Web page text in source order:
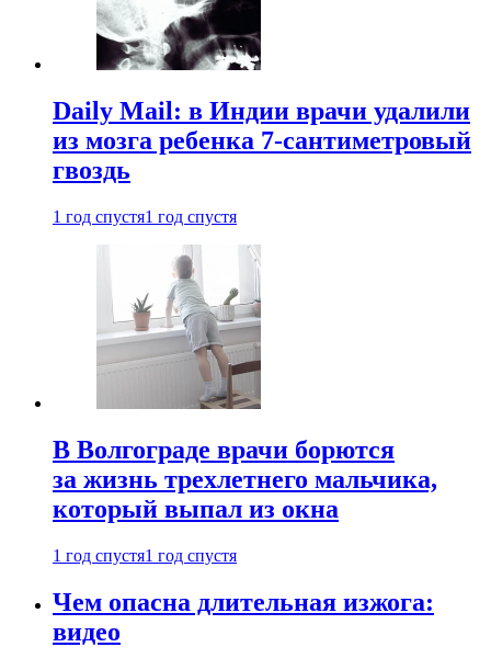
Daily Mail: в Индии врачи удалили
из мозга ребенка 7-сантиметровый
гвоздь
1 год спустя1 год спустя
В Волгограде врачи борются
за жизнь трехлетнего мальчика,
который выпал из окна
1 год спустя1 год спустя
Чем опасна длительная изжога:
видео